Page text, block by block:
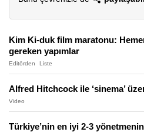
Kim Ki-duk film maratonu:
gereken yapımlar
Editörden Liste
Alfred Hitchcock ile ‘sinema’
Video
Türkiye’nin en iyi 2-3